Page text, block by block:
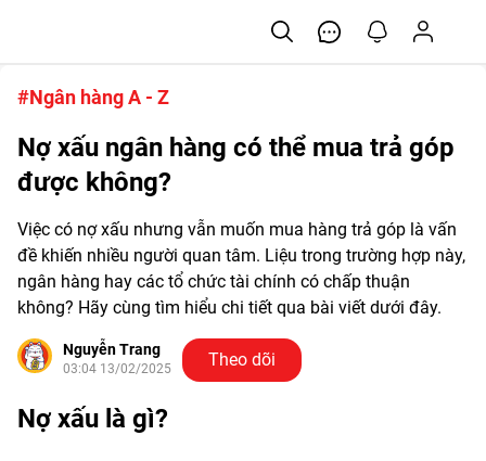
#Ngân hàng A - Z
Nợ xấu ngân hàng có thể mua trả góp
được không?
Việc có nợ xấu nhưng vẫn muốn mua hàng trả góp là vấn
đề khiến nhiều người quan tâm. Liệu trong trường hợp này,
ngân hàng hay các tổ chức tài chính có chấp thuận
không? Hãy cùng tìm hiểu chi tiết qua bài viết dưới đây.
Nguyễn Trang
03:04 13/02/2025 Theo dõi
Nợ xấu là gì?